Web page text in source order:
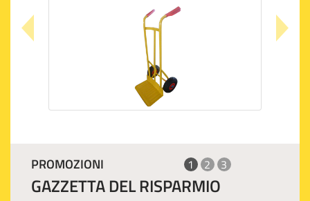
PROMOZIONI 1 2 3
GAZZETTA DEL RISPARMIO